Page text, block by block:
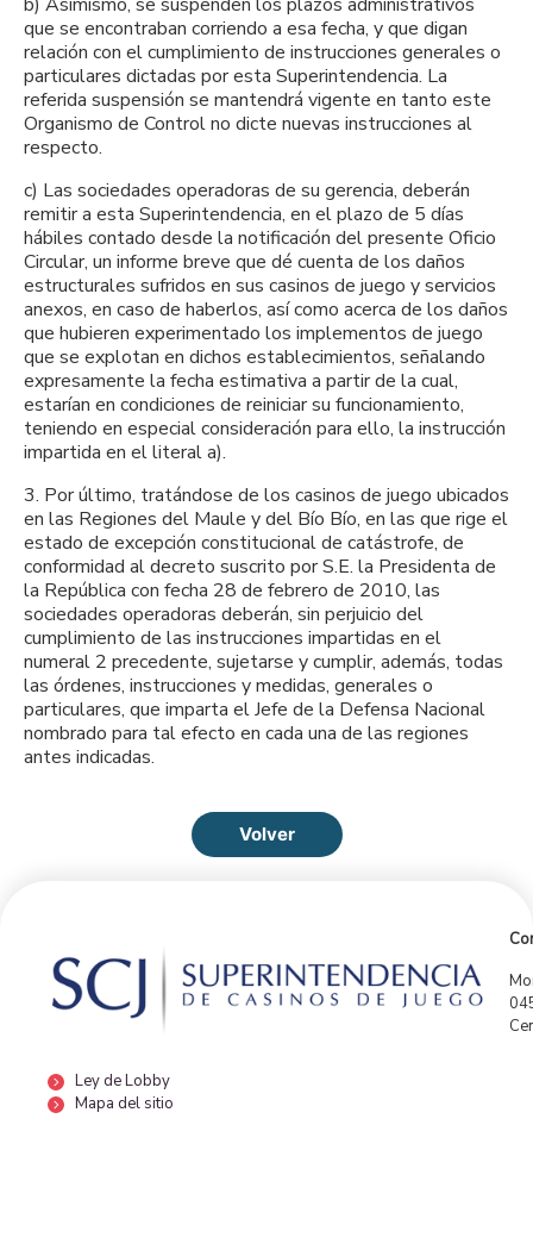
que se encontraban corriendo a esa fecha, y que digan
relación con el cumplimiento de instrucciones generales o
particulares dictadas por esta Superintendencia. La
referida suspensión se mantendrá vigente en tanto este
Organismo de Control no dicte nuevas instrucciones al
respecto.
c) Las sociedades operadoras de su gerencia, deberán
remitir a esta Superintendencia, en el plazo de 5 días
hábiles contado desde la notificación del presente Oficio
Circular, un informe breve que dé cuenta de los daños
estructurales sufridos en sus casinos de juego y servicios
anexos, en caso de haberlos, así como acerca de los daños
que hubieren experimentado los implementos de juego
que se explotan en dichos establecimientos, señalando
expresamente la fecha estimativa a partir de la cual,
estarían en condiciones de reiniciar su funcionamiento,
teniendo en especial consideración para ello, la instrucción
impartida en el literal a).
3. Por último, tratándose de los casinos de juego ubicados
en las Regiones del Maule y del Bío Bío, en las que rige el
estado de excepción constitucional de catástrofe, de
conformidad al decreto suscrito por S.E. la Presidenta de
la República con fecha 28 de febrero de 2010, las
sociedades operadoras deberán, sin perjuicio del
cumplimiento de las instrucciones impartidas en el
numeral 2 precedente, sujetarse y cumplir, además, todas
las órdenes, instrucciones y medidas, generales o
particulares, que imparta el Jefe de la Defensa Nacional
nombrado para tal efecto en cada una de las regiones
antes indicadas.
Volver
Ley de Lobby
Mapa del sitio